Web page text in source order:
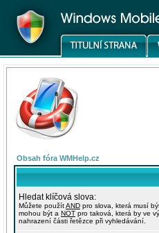
Obsah fóra WMHelp.cz
Hledat klíčová slova:
Můžete použítAND pro slova, která musí
mohou být a NOT pro taková, která by ve
nahrazení části řetězce při vyhledávání.